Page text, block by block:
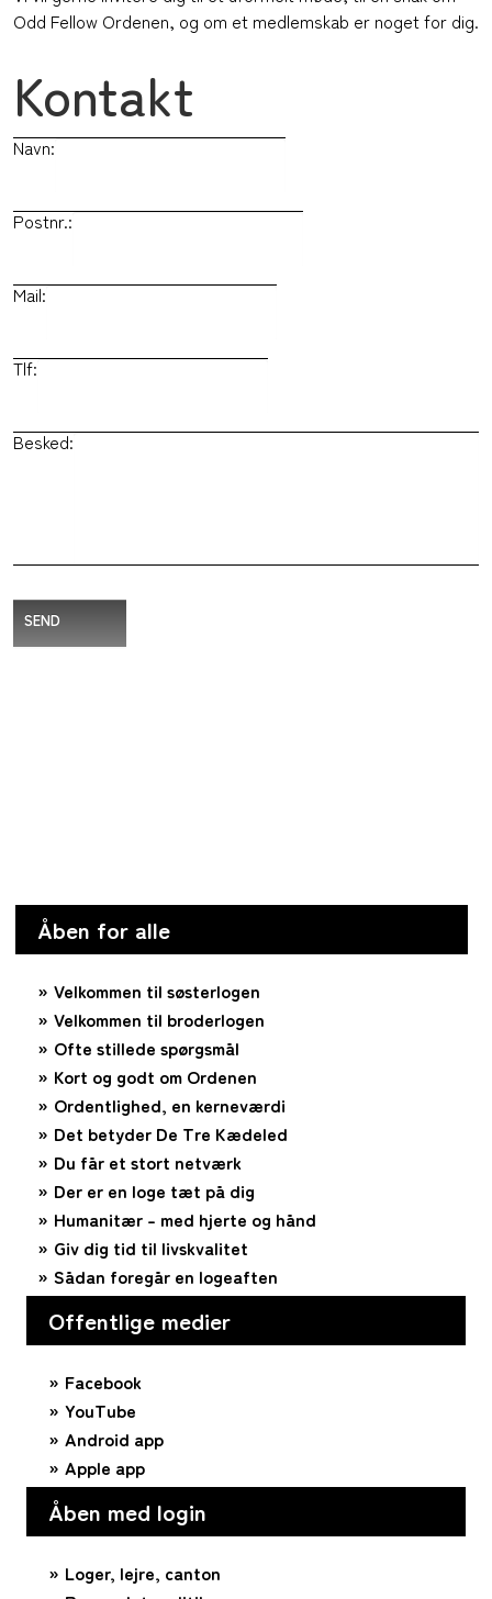
Odd Fellow Ordenen, og om et medlemskab er noget for dig.
Kontakt
Navn:
Postnr.:
Mail:
Tlf:
Besked:
SEND
Åben for alle
Velkommen til søsterlogen
Velkommen til broderlogen
Ofte stillede spørgsmål
Kort og godt om Ordenen
Ordentlighed, en kerneværdi
Det betyder De Tre Kædeled
Du får et stort netværk
Der er en loge tæt på dig
Humanitær – med hjerte og hånd
Giv dig tid til livskvalitet
Sådan foregår en logeaften
Offentlige medier
Facebook
YouTube
Android app
Apple app
Åben med login
Loger, lejre, canton